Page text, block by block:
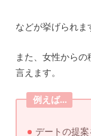
などが挙げられま
また、女性から
言えます。
例えば…
デートの提